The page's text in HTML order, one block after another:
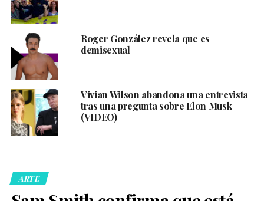
Roger González revela que es
demisexual
Vivian Wilson abandona una entrevista
tras una pregunta sobre Elon Musk
(VIDEO)
ARTE